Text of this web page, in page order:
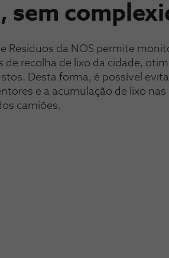
sem
Resíduos da NOS permite
recolha de lixo da cidade,
Desta forma, é possível
e a acumulação de lixo nas
camiões.